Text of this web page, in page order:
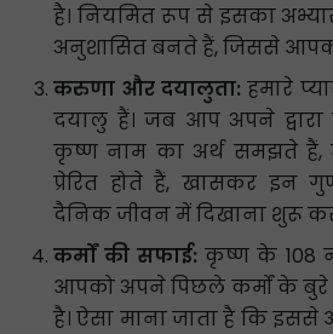
है। नियमित रूप से इसका
अनुशासित बनते हैं, जिससे
करुणा और दयालुता: हमारे
दयालु हैं। जब आप अपने
कृष्ण नाम का अर्थ समझते
प्रेरित होते हैं, खासकर इन
दैनिक जीवन में दिखाना शुरू
कर्मों की सफाई: कृष्ण के 108
आपको अपने पिछले कर्मों के बुरे
है। ऐसा माना जाता है कि इससे